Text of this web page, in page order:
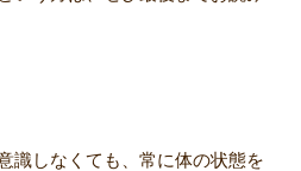
識しなくても、常に体の状態を